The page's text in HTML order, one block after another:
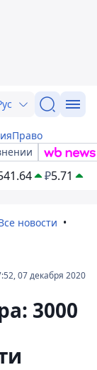
Право
₽5.71
новости
07 декабря 2020
3000